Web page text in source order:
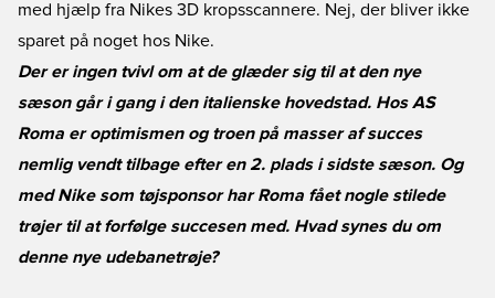
med hjælp fra Nikes 3D kropsscannere. Nej, der bliver ikke
sparet på noget hos Nike.
Der er ingen tvivl om at de glæder sig til at den nye
sæson går i gang i den italienske hovedstad. Hos AS
Roma er optimismen og troen på masser af succes
nemlig vendt tilbage efter en 2. plads i sidste sæson. Og
med Nike som tøjsponsor har Roma fået nogle stilede
trøjer til at forfølge succesen med. Hvad synes du om
denne nye udebanetrøje?